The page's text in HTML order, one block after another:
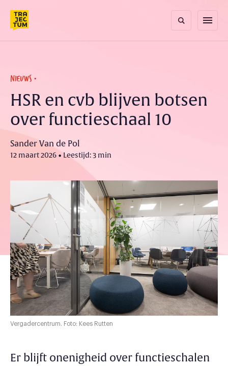
content
menu
NIEUWS
HSR en cvb blijven botsen
over functieschaal 10
Sander Van de Pol
12 maart 2026 • Leestijd: 3 min
Vergadercentrum. Foto: Kees Rutten
Er blijft onenigheid over functieschalen